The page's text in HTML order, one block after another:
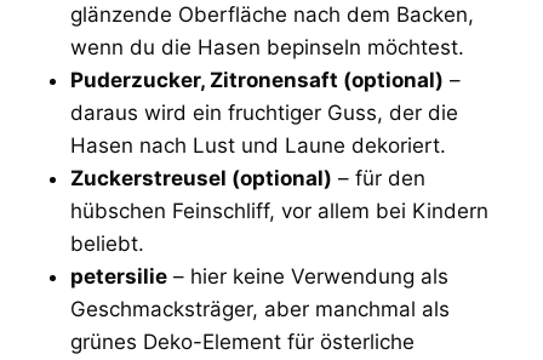
glänzende Oberfläche nach dem Backen,
wenn du die Hasen bepinseln möchtest.
Puderzucker, Zitronensaft (optional) –
daraus wird ein fruchtiger Guss, der die
Hasen nach Lust und Laune dekoriert.
Zuckerstreusel (optional) – für den
hübschen Feinschliff, vor allem bei Kindern
beliebt.
petersilie – hier keine Verwendung als
Geschmacksträger, aber manchmal als
grünes Deko-Element für österliche